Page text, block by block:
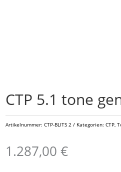
CTP 5.1 tone
Artikelnummer:CTP-BLITS 2 Kategorien:CTP ,
1.287,00€